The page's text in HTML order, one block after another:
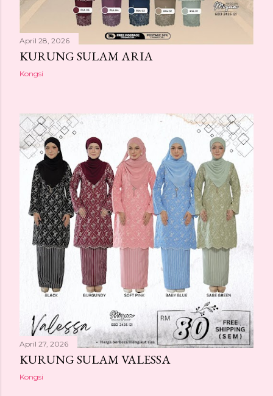
April 28, 2026
KURUNG SULAM ARIA
Kongsi
April 27, 2026
KURUNG SULAM VALESSA
Kongsi